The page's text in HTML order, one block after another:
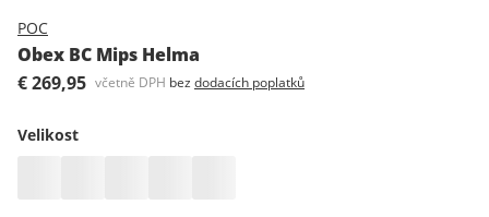
POC
Obex BC Mips Helma
€ 269,95 včetně DPH bez dodacích poplatků
Velikost